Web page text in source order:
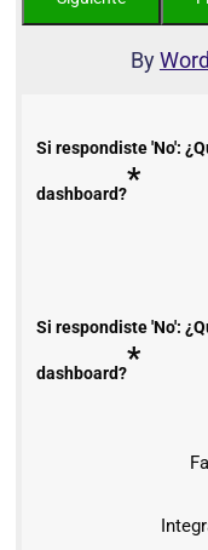
By
Si respondiste 'No':
dashboard?*
Si respondiste 'No':
dashboard?*